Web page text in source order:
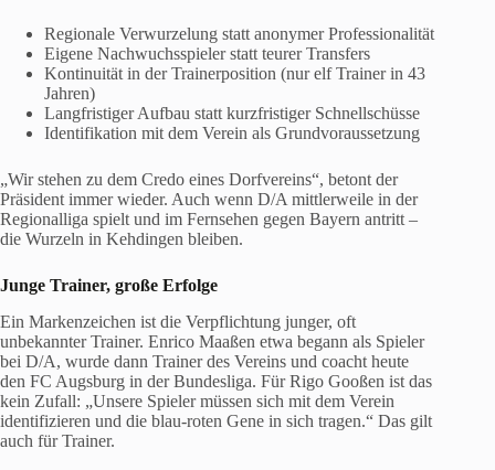
Regionale Verwurzelung statt anonymer Professionalität
Eigene Nachwuchsspieler statt teurer Transfers
Kontinuität in der Trainerposition (nur elf Trainer in 43
Jahren)
Langfristiger Aufbau statt kurzfristiger Schnellschüsse
Identifikation mit dem Verein als Grundvoraussetzung
„Wir stehen zu dem Credo eines Dorfvereins“, betont der
Präsident immer wieder. Auch wenn D/A mittlerweile in der
Regionalliga spielt und im Fernsehen gegen Bayern antritt –
die Wurzeln in Kehdingen bleiben.
Junge Trainer, große Erfolge
Ein Markenzeichen ist die Verpflichtung junger, oft
unbekannter Trainer. Enrico Maaßen etwa begann als Spieler
bei D/A, wurde dann Trainer des Vereins und coacht heute
den FC Augsburg in der Bundesliga. Für Rigo Gooßen ist das
kein Zufall: „Unsere Spieler müssen sich mit dem Verein
identifizieren und die blau-roten Gene in sich tragen.“ Das gilt
auch für Trainer.